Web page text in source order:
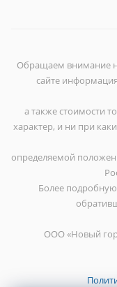
Обращаем внимание
сайте
а также стоимости
характер, и ни при
определяемой
Более
ООО «Новый